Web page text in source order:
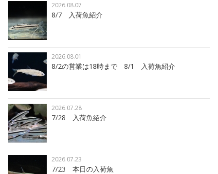
8/7 入荷魚紹介
2026.08.07
8/2の営業は18時まで 8/1 入荷魚紹介
2026.08.01
7/28 入荷魚紹介
2026.07.28
7/23 本日の入荷魚
2026.07.23